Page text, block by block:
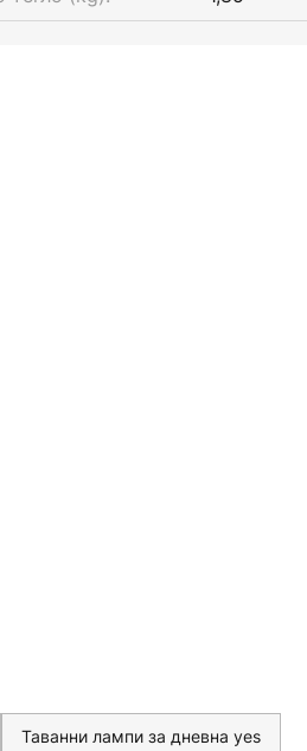
Таванни лампи за дневна yes